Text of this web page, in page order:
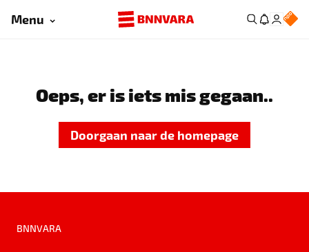
Menu
Oeps, er is iets mis gegaan..
Doorgaan naar de homepage
BNNVARA